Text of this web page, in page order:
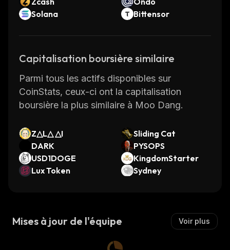
Solana
Bittensor
Capitalisation boursière similaire
Parmi tous les actifs disponibles sur
CoinStats, ceux-ci ont la capitalisation
boursière la plus similaire à Moo Dang.
Z△L△ △I
Sliding Cat
DARK
PYSOPS
USD1DOGE
KingdomStarter
Lux Token
Sydney
Mises à jour de l'équipe Voir plus